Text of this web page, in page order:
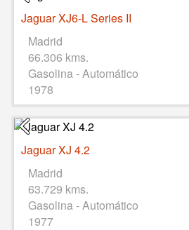
Jaguar XJ6-L Series II
Madrid
66.306 kms.
Gasolina - Automático
1978
Jaguar XJ 4.2
Madrid
63.729 kms.
Gasolina - Automático
1977